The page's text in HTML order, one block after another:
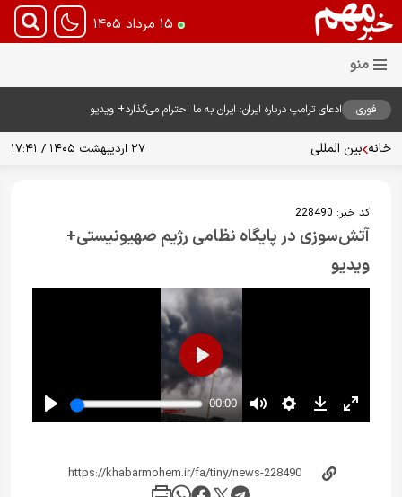
۱۵ مرداد ۱۴۰۵
فوری ادعای ترامپ درباره ایران: ایران به ما احترام می‌گذارد+ ویدیو
خانه بین المللی ۲۷ اردیبهشت ۱۴۰۵ / ۱۷:۴۱
کد خبر: 228490
آتش‌سوزی در پایگاه نظامی رژیم صهیونیستی+
ویدیو